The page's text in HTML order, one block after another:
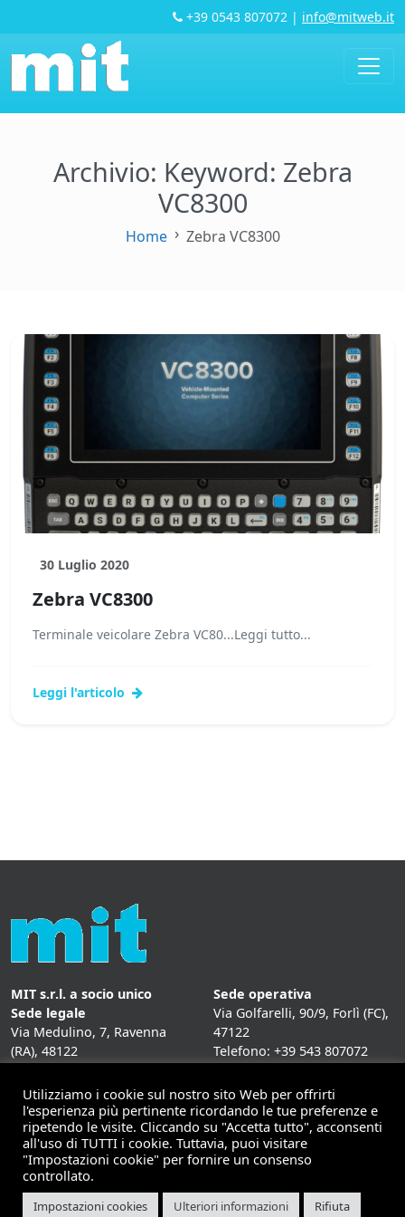
+39 0543 807072 | info@mitweb.it
Archivio: Keyword: Zebra
VC8300
Home Zebra VC8300
30 Luglio 2020
Zebra VC8300
Terminale veicolare Zebra VC80...Leggi tutto...
Leggi l'articolo
MIT s.r.l. a socio unico
Sede legale
Via Medulino, 7, Ravenna
(RA), 48122
Sede operativa
Via Golfarelli, 90/9, Forlì (FC),
47122
Telefono: +39 543 807072
Mail: info@mitweb.it
INFORMATIVE
Privacy Policy
Cookie Policy
Utilizziamo i cookie sul nostro sito Web per offrirti
l'esperienza più pertinente ricordando le tue preferenze e
ripetendo le visite. Cliccando su "Accetta tutto", acconsenti
all'uso di TUTTI i cookie. Tuttavia, puoi visitare
"Impostazioni cookie" per fornire un consenso
controllato.
Impostazioni cookies Ulteriori informazioni Rifiuta